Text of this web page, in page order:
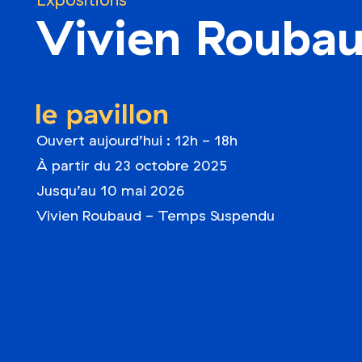
Vivien
le pavillon
Ouvert aujourd’hui : 12h - 18h
À partir du 23 octobre 2025
Jusqu’au 10 mai 2026
Vivien Roubaud - Temps Suspendu